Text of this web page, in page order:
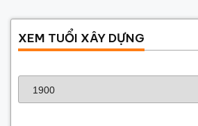
XEM TUỔI XÂY DỰNG